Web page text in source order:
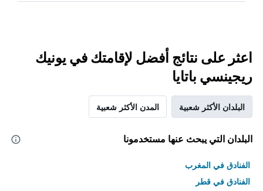
اعثر على نتائج أفضل لإقامتك في يونيك
ريجينسي باتايا
البلدان الأكثر شعبية المدن الأكثر شعبية
البلدان التي يبحث عنها مستخدمونا
الفنادق في المغرب
الفنادق في قطر